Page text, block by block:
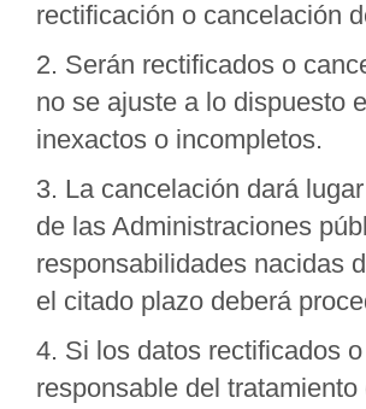
rectificación o cancelación
2. Serán rectificados o
no se ajuste a lo dispuesto
inexactos o incompletos.
3. La cancelación dará
de las Administraciones
responsabilidades nacidas
el citado plazo deberá
4. Si los datos rectificados
responsable del